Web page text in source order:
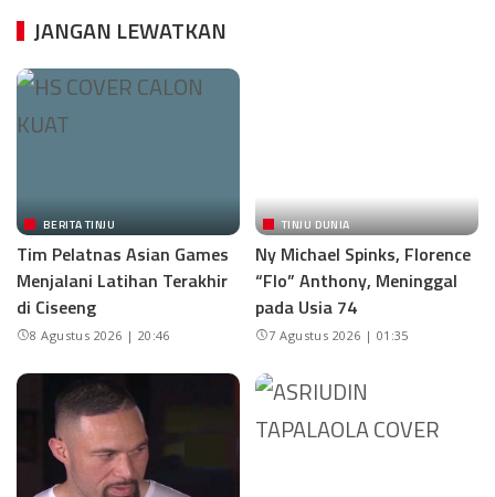
JANGAN LEWATKAN
BERITA TINJU
Tim Pelatnas Asian Games
Menjalani Latihan Terakhir
di Ciseeng
8 Agustus 2026 | 20:46
TINJU DUNIA
Ny Michael Spinks, Florence
“Flo” Anthony, Meninggal
pada Usia 74
7 Agustus 2026 | 01:35